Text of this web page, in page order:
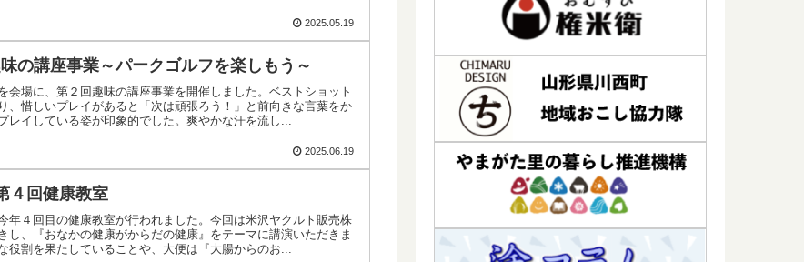
2025.05.19
の講座事業～パークゴルフを楽しもう～
会場に、第２回趣味の講座事業を開催しました。ベストショット
、惜しいプレイがあると「次は頑張ろう！」と前向きな言葉をか
レイしている姿が印象的でした。爽やかな汗を流し...
2025.06.19
回健康教室
年４回目の健康教室が行われました。今回は米沢ヤクルト販売株
し、『おなかの健康がからだの健康』をテーマに講演いただきま
役割を果たしていることや、大便は『大腸からのお...